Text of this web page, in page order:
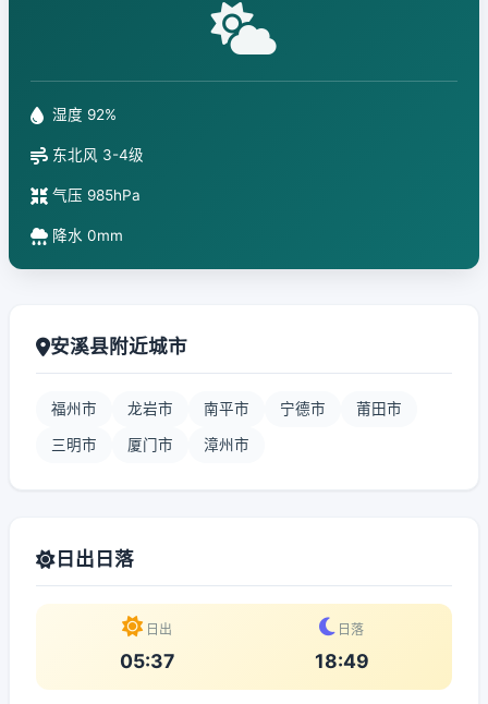
湿度 92%
东北风 3-4级
气压 985hPa
降水 0mm
安溪县附近城市
福州市 龙岩市 南平市 宁德市 莆田市
三明市 厦门市 漳州市
日出日落
日出
05:37
日落
18:49